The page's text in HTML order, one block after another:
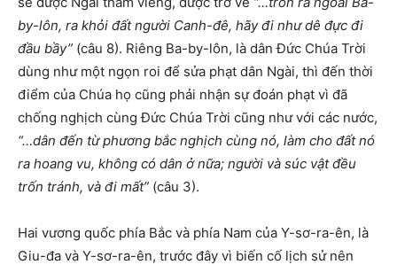
by-lôn, ra khỏi đất người Canh-đê, hãy đi như dê đực đi
đầu bầy” (câu 8). Riêng Ba-by-lôn, là dân Đức Chúa Trời
dùng như một ngọn roi để sửa phạt dân Ngài, thì đến thời
điểm của Chúa họ cũng phải nhận sự đoán phạt vì đã
chống nghịch cùng Đức Chúa Trời cũng như với các nước,
“…dân đến từ phương bắc nghịch cùng nó, làm cho đất nó
ra hoang vu, không có dân ở nữa; người và súc vật đều
trốn tránh, và đi mất” (câu 3).
Hai vương quốc phía Bắc và phía Nam của Y-sơ-ra-ên, là
Giu-đa và Y-sơ-ra-ên, trước đây vì biến cố lịch sử nên